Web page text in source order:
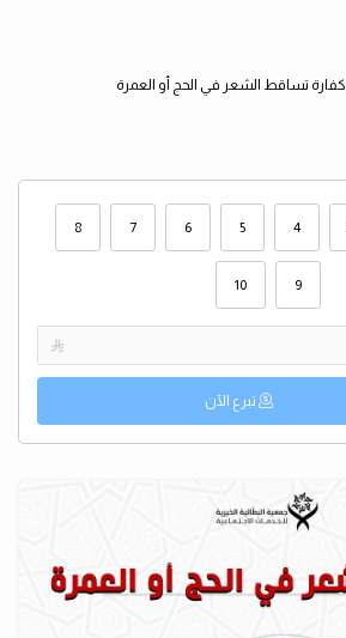
كفارة تساقط الشعر في الحج أو العمرة
4
5
6
7
8
9
10

تبرع الآن